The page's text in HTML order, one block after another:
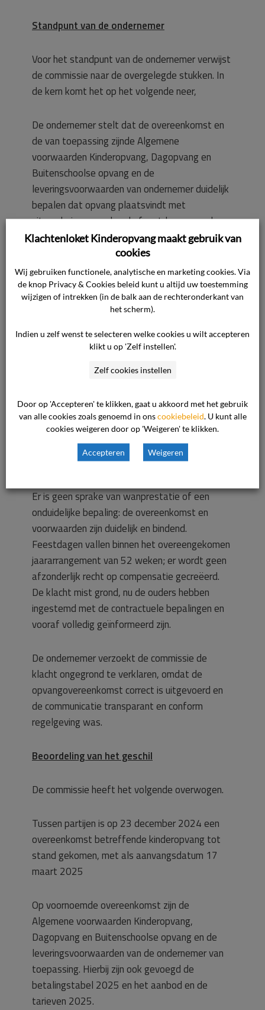
Standpunt van de ondernemer
Voor het standpunt van de ondernemer verwijst
de commissie naar de overgelegde stukken. In
de kern komt het op het volgende neer,
De ondernemer stelt dat de overeenkomst en
de van toepassing zijnde Algemene
voorwaarden Kinderopvang, Dagopvang en
Buitenschoolse opvang en de
leveringsvoorwaarden van ondernemer duidelijk
bepalen dat opvang plaatsvindt met
uitzondering van erkende feestdagen, zonder
recht op restitutie of ruildagen.
De maandelijkse facturering is gebaseerd op
een jaarbedrag verdeeld over 12 gelijke
termijnen, ongeacht het aantal feestdagen of
daadwerkelijk afgenomen dagen. De bepaling
dat geen restitutie plaatsvindt impliceert dat
feestdagen onderdeel zijn van het betaalde
loondoorbetaling aan medewerkers op
feestdagen, waardoor deze kosten in het
uurtarief zijn verwerkt. De systematiek is
branchebreed gebruikelijk, transparant en
uitvoerbaar.
Er is geen sprake van wanprestatie of een
onduidelijke bepaling: de overeenkomst en
voorwaarden zijn duidelijk en bindend.
Feestdagen vallen binnen het overeengekomen
jaararrangement van 52 weken; er wordt geen
afzonderlijk recht op compensatie gecreëerd.
De klacht mist grond, nu de ouders hebben
ingestemd met de contractuele bepalingen en
vooraf volledig geïnformeerd zijn.
De ondernemer verzoekt de commissie de
klacht ongegrond te verklaren, omdat de
opvangovereenkomst correct is uitgevoerd en
de communicatie transparant en conform
regelgeving was.
Beoordeling van het geschil
De commissie heeft het volgende overwogen.
Tussen partijen is op 23 december 2024 een
overeenkomst betreffende kinderopvang tot
stand gekomen, met als aanvangsdatum 17
maart 2025
Op voornoemde overeenkomst zijn de
Algemene voorwaarden Kinderopvang,
Dagopvang en Buitenschoolse opvang en de
leveringsvoorwaarden van de ondernemer van
toepassing. Hierbij zijn ook gevoegd de
betalingstabel 2025 en het aanbod en de
tarieven 2025.
Klachtenloket Kinderopvang maakt gebruik van
cookies
Wij gebruiken functionele, analytische en marketing cookies. Via
de knop Privacy & Cookies beleid kunt u altijd uw toestemming
wijzigen of intrekken (in de balk aan de rechteronderkant van
het scherm).
Indien u zelf wenst te selecteren welke cookies u wilt accepteren
klikt u op 'Zelf instellen'.
Zelf cookies instellen
Door op 'Accepteren' te klikken, gaat u akkoord met het gebruik
van alle cookies zoals genoemd in onscookiebeleid. U kunt alle
cookies weigeren door op 'Weigeren' te klikken.
Accepteren Weigeren